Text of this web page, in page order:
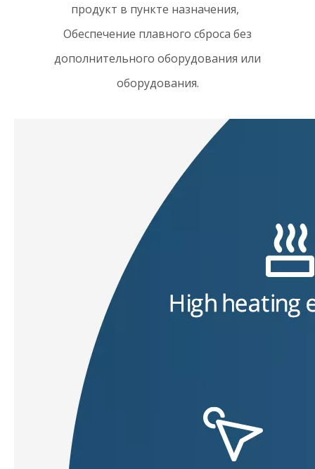
продукт в пункте назначения,
Обеспечение плавного сброса без
дополнительного оборудования или
оборудования.